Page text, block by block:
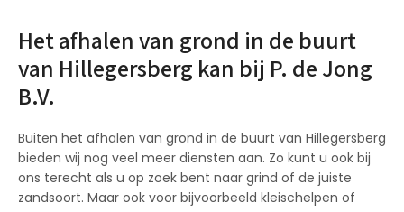
Het afhalen van grond in de buurt
van Hillegersberg kan bij P. de Jong
B.V.
Buiten het afhalen van grond in de buurt van Hillegersberg
bieden wij nog veel meer diensten aan. Zo kunt u ook bij
ons terecht als u op zoek bent naar grind of de juiste
zandsoort. Maar ook voor bijvoorbeeld kleischelpen of